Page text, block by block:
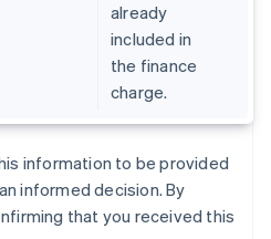
already
included in
the finance
charge.
information to be provided
informed decision. By
that you received this